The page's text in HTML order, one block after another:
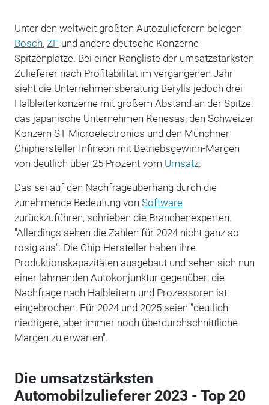
Unter den weltweit größten Autozulieferern belegen
Bosch, ZF und andere deutsche Konzerne
Spitzenplätze. Bei einer Rangliste der umsatzstärksten
Zulieferer nach Profitabilität im vergangenen Jahr
sieht die Unternehmensberatung Berylls jedoch drei
Halbleiterkonzerne mit großem Abstand an der Spitze:
das japanische Unternehmen Renesas, den Schweizer
Konzern ST Microelectronics und den Münchner
Chiphersteller Infineon mit Betriebsgewinn-Margen
von deutlich über 25 Prozent vom Umsatz.
Das sei auf den Nachfrageüberhang durch die
zunehmende Bedeutung von Software
zurückzuführen, schrieben die Branchenexperten.
"Allerdings sehen die Zahlen für 2024 nicht ganz so
rosig aus": Die Chip-Hersteller haben ihre
Produktionskapazitäten ausgebaut und sehen sich nun
einer lahmenden Autokonjunktur gegenüber; die
Nachfrage nach Halbleitern und Prozessoren ist
eingebrochen. Für 2024 und 2025 seien "deutlich
niedrigere, aber immer noch überdurchschnittliche
Margen zu erwarten".
Die umsatzstärksten
Automobilzulieferer 2023 - Top 20